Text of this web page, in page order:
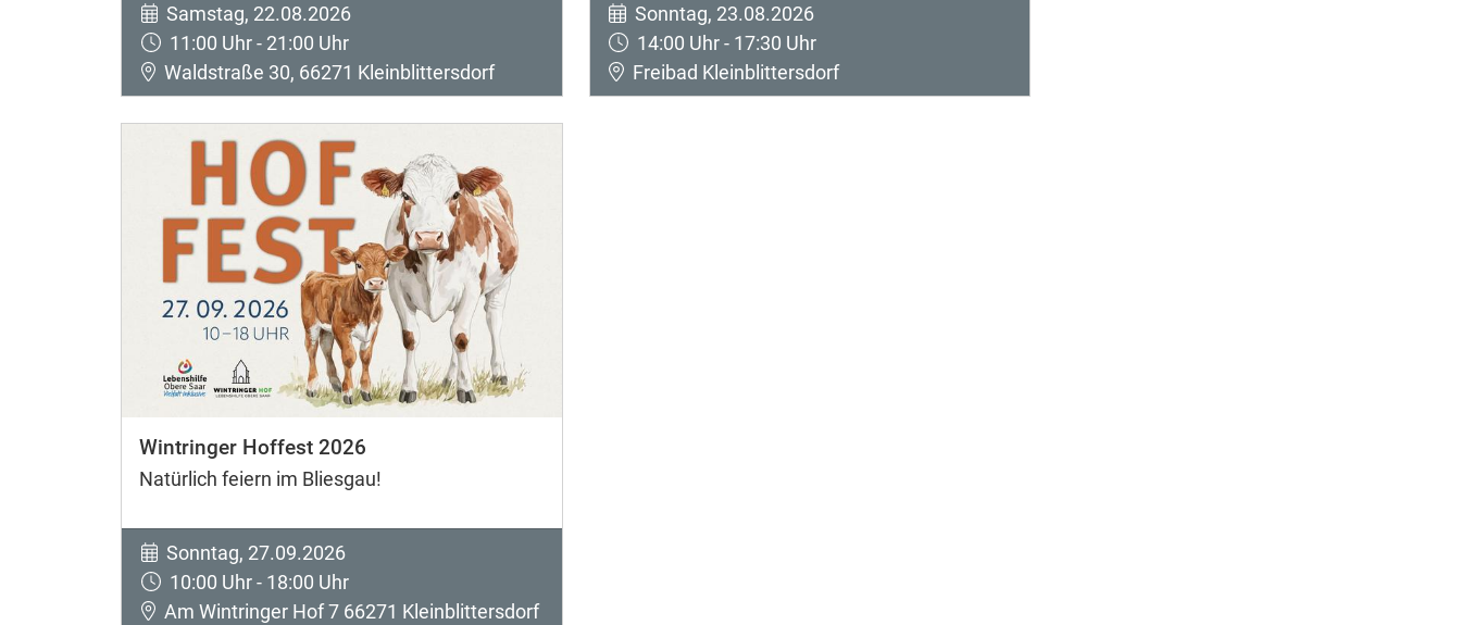
Samstag, 22.08.2026
11:00 Uhr - 21:00 Uhr
Waldstraße 30, 66271 Kleinblittersdorf
Sonntag, 23.08.2026
14:00 Uhr - 17:30 Uhr
Freibad Kleinblittersdorf
Wintringer Hoffest 2026
Natürlich feiern im Bliesgau!
Sonntag, 27.09.2026
10:00 Uhr - 18:00 Uhr
Am Wintringer Hof 7 66271 Kleinblittersdorf